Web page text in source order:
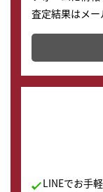
査定結果はメ
かります。
LINEでお手